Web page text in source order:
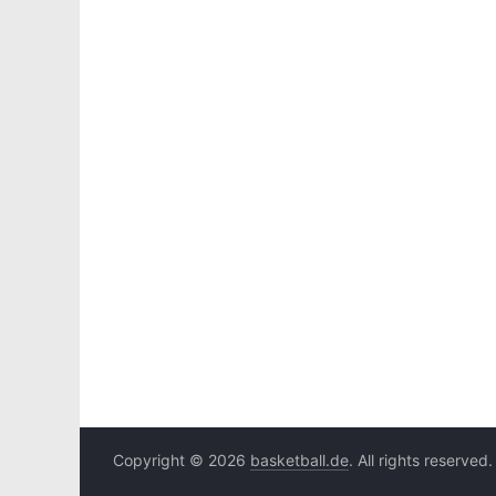
Copyright © 2026 basketball.de. All rights reserved.